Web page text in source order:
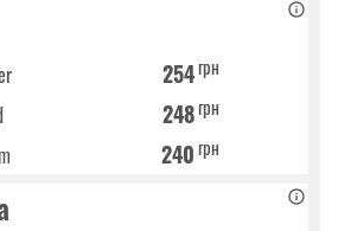
254грн
248грн
240грн